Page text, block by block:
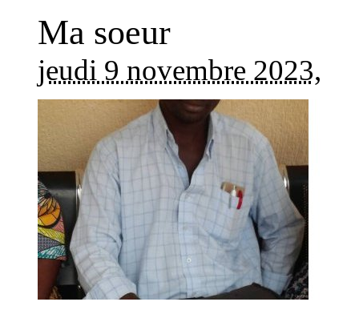
Ma soeur
jeudi 9 novembre 2023,